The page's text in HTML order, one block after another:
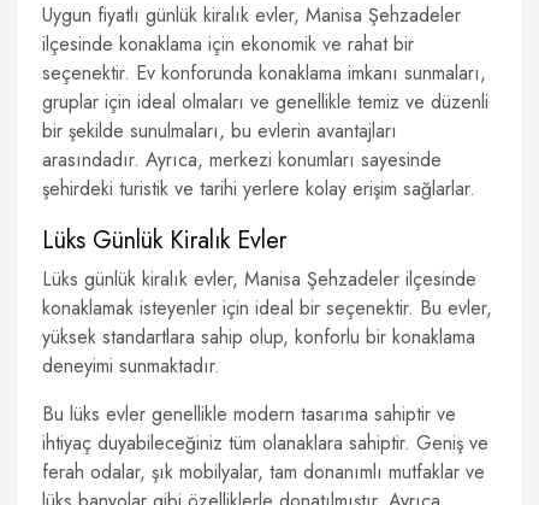
Uygun fiyatlı günlük kiralık evler, Manisa Şehzadeler
ilçesinde konaklama için ekonomik ve rahat bir
seçenektir. Ev konforunda konaklama imkanı sunmaları,
gruplar için ideal olmaları ve genellikle temiz ve düzenli
bir şekilde sunulmaları, bu evlerin avantajları
arasındadır. Ayrıca, merkezi konumları sayesinde
şehirdeki turistik ve tarihi yerlere kolay erişim sağlarlar.
Lüks Günlük Kiralık Evler
Lüks günlük kiralık evler, Manisa Şehzadeler ilçesinde
konaklamak isteyenler için ideal bir seçenektir. Bu evler,
yüksek standartlara sahip olup, konforlu bir konaklama
deneyimi sunmaktadır.
Bu lüks evler genellikle modern tasarıma sahiptir ve
ihtiyaç duyabileceğiniz tüm olanaklara sahiptir. Geniş ve
ferah odalar, şık mobilyalar, tam donanımlı mutfaklar ve